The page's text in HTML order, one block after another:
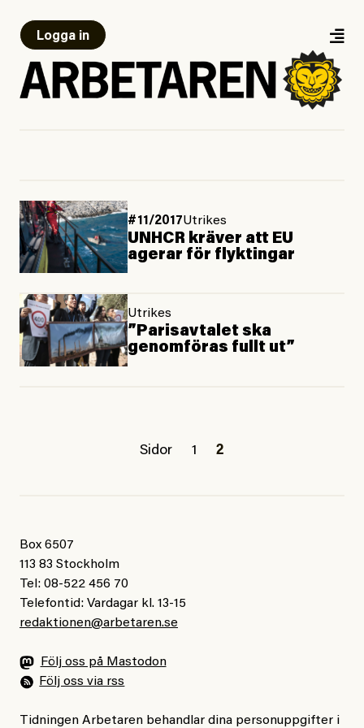
Logga in
#11/2017Utrikes
UNHCR kräver att EU
agerar för flyktingar
Utrikes
”Parisavtalet ska
genomföras fullt ut”
Sidor 1 2
Box 6507
113 83 Stockholm
Tel: 08-522 456 70
Telefontid: Vardagar kl. 13-15
redaktionen@arbetaren.se
Följ oss på Mastodon
Följ oss via rss
Tidningen Arbetaren behandlar dina personuppgifter i